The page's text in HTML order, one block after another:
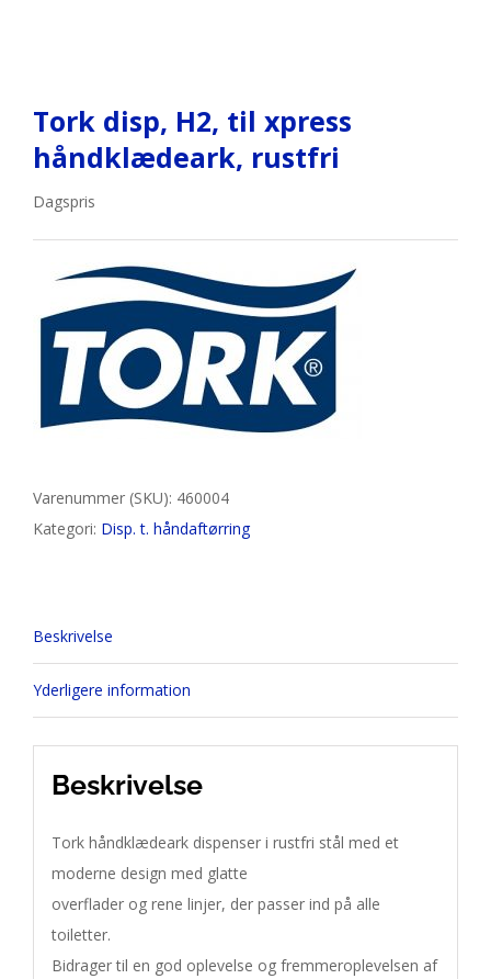
Tork disp, H2, til xpress
håndklædeark, rustfri
Dagspris
Varenummer (SKU): 460004
Kategori: Disp. t. håndaftørring
Beskrivelse
Yderligere information
Beskrivelse
Tork håndklædeark dispenser i rustfri stål med et
moderne design med glatte
overflader og rene linjer, der passer ind på alle
toiletter.
Bidrager til en god oplevelse og fremmeroplevelsen af